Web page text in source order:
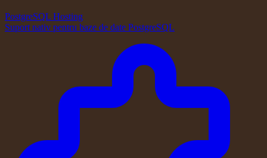
PostgreSQL Hosting
Suport nativ pentru baze de date PostgreSQL